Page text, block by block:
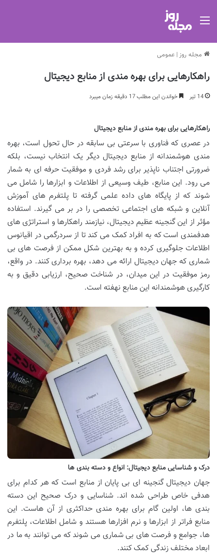
مجله روز | عمومی
راهکارهایی برای بهره مندی از منابع دیجیتال
14 تیر خواندن این مطلب 17 دقیقه زمان میبرد
راهکارهایی برای بهره مندی از منابع دیجیتال
در عصری که فناوری با سرعتی بی سابقه در حال تحول است، بهره
مندی هوشمندانه از منابع دیجیتال دیگر یک انتخاب نیست، بلکه
ضرورتی اجتناب ناپذیر برای رشد فردی و موفقیت حرفه ای به شمار
می رود. این منابع، طیف وسیعی از اطلاعات و ابزارها را شامل می
شوند که از پایگاه های داده علمی گرفته تا پلتفرم های آموزش
آنلاین و شبکه های اجتماعی تخصصی را در بر می گیرند. استفاده
مؤثر از این گنجینه عظیم دیجیتال، نیازمند راهکارها و استراتژی های
هدفمندی است که به افراد کمک می کند تا از سردرگمی در اقیانوس
اطلاعات جلوگیری کرده و به بهترین شکل ممکن از فرصت های بی
شماری که جهان دیجیتال ارائه می دهد، بهره برداری کنند. در واقع،
رمز موفقیت در این میدان، در شناخت صحیح، ارزیابی دقیق و به
کارگیری هوشمندانه این منابع نهفته است.
درک و شناسایی منابع دیجیتال: انواع و دسته بندی ها
جهان دیجیتال گنجینه ای بی پایان از منابع است که هر کدام برای
هدفی خاص طراحی شده اند. شناسایی و درک صحیح این دسته
بندی ها، اولین گام برای بهره مندی حداکثری از آن هاست. این
منابع فراتر از ابزارها و نرم افزارها هستند و شامل اطلاعات، پلتفرم
ها، جوامع و فرصت های بی شماری می شوند که می توانند به ما در
ابعاد مختلف زندگی کمک کنند.